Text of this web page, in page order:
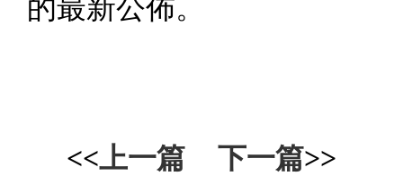
的最新公佈。
<<上一篇 下一篇>>